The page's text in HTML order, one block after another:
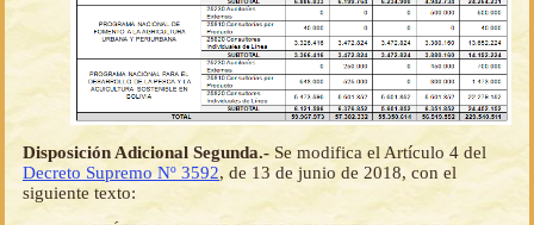
Disposición Adicional Segunda.- Se modifica el Artículo 4 del
Decreto Supremo Nº 3592, de 13 de junio de 2018, con el
siguiente texto: